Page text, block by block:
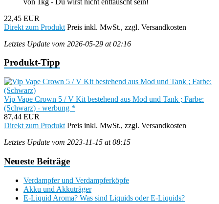
22,45 EUR
Direkt zum Produkt Preis inkl. MwSt., zzgl. Versandkosten
Letztes Update vom 2026-05-29 at 02:16
Produkt-Tipp
Vip Vape Crown 5 / V Kit bestehend aus Mod und Tank ; Farbe:
(Schwarz) - werbung *
87,44 EUR
Direkt zum Produkt Preis inkl. MwSt., zzgl. Versandkosten
Letztes Update vom 2023-11-15 at 08:15
Neueste Beiträge
Verdampfer und Verdampferköpfe
Akku und Akkuträger
E-Liquid Aroma? Was sind Liquids oder E-Liquids?